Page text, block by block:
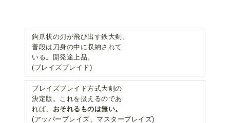
鉤爪状の刃が飛び出す鉄大剣。
普段は刀身の中に収納されて
いる。開発途上品。
(ブレイズブレイド)
ブレイズブレイド方式大剣の
決定版。これを扱えるのであ
れば、 おそれるものは無い。
(アッパーブレイズ、マスターブレイズ)